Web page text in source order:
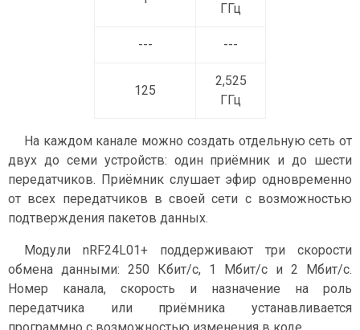
ГГц
--- ---
125
2,525
ГГц
На каждом канале можно создать отдельную сеть от
двух до семи устройств: один приёмник и до шести
передатчиков. Приёмник слушает эфир одновременно
от всех передатчиков в своей сети с возможностью
подтверждения пакетов данных.
Модули nRF24L01+ поддерживают три скорости
обмена данными: 250 Кбит/с, 1 Мбит/с и 2 Мбит/с.
Номер канала, скорость и назначение на роль
передатчика или приёмника устанавливается